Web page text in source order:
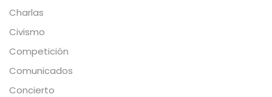
Charlas
Civismo
Competición
Comunicados
Concierto